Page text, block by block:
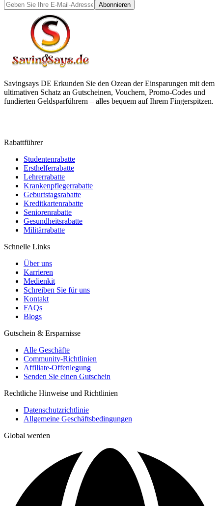
Abonnieren
Savingsays DE Erkunden Sie den Ozean der Einsparungen mit dem
ultimativen Schatz an Gutscheinen, Vouchern, Promo-Codes und
fundierten Geldsparführern – alles bequem auf Ihrem Fingerspitzen.
Rabattführer
Studentenrabatte
Ersthelferrabatte
Lehrerrabatte
Krankenpflegerrabatte
Geburtstagsrabatte
Kreditkartenrabatte
Seniorenrabatte
Gesundheitsrabatte
Militärrabatte
Schnelle Links
Über uns
Karrieren
Medienkit
Schreiben Sie für uns
Kontakt
FAQs
Blogs
Gutschein & Ersparnisse
Alle Geschäfte
Community-Richtlinien
Affiliate-Offenlegung
Senden Sie einen Gutschein
Rechtliche Hinweise und Richtlinien
Datenschutzrichtlinie
Allgemeine Geschäftsbedingungen
Global werden